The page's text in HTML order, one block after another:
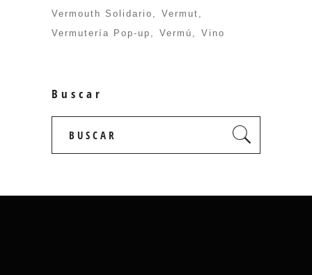
Vermouth Solidario
Vermut
Vermutería Pop-up
Vermú Vino
Buscar